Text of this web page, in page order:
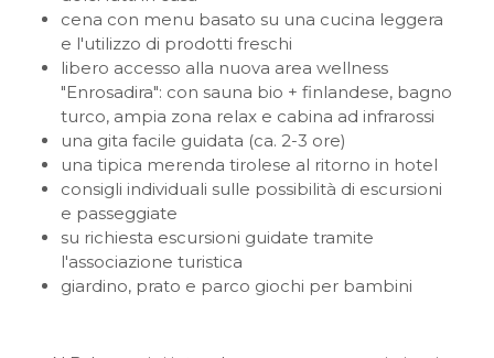
cena con menu basato su una cucina leggera
e l'utilizzo di prodotti freschi
libero accesso alla nuova area wellness
"Enrosadira": con sauna bio + finlandese, bagno
turco, ampia zona relax e cabina ad infrarossi
una gita facile guidata (ca. 2-3 ore)
una tipica merenda tirolese al ritorno in hotel
consigli individuali sulle possibilità di escursioni
e passeggiate
su richiesta escursioni guidate tramite
l'associazione turistica
giardino, prato e parco giochi per bambini